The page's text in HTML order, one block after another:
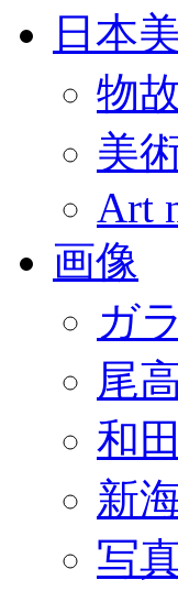
日本
物
美
Art
画像
ガ
尾
和
新
写